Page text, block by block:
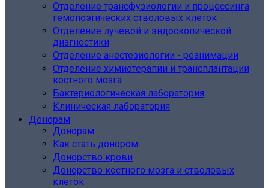
Отделение трансфузиологии и процессинга
гемопоэтических стволовых клеток
Отделение лучевой и эндоскопической
диагностики
Отделение анестезиологии - реанимации
Отделение химиотерапии и трансплантации
костного мозга
Бактериологическая лаборатория
Клиническая лаборатория
Донорам
Донорам
Как стать донором
Донорство крови
Донорство костного мозга и стволовых
клеток